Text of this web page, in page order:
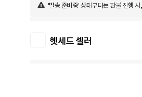
'발송 준비중' 상태부터는 환불 진행
헷세드 셀러